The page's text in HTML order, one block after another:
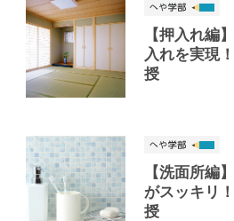
【押入れ編
入れを実現
授
【洗面所編
がスッキリ
授